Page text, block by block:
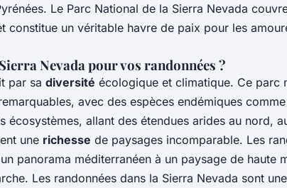
Le Parc National de la Sierra Nevada
constitue un véritable havre de paix pour les
Nevada pour vos randonnées ?
par sa diversité écologique et climatique. Ce parc
avec des espèces endémiques comme
écosystèmes, allant des étendues arides au nord,
une richesse de paysages incomparable. Les
panorama méditerranéen à un paysage de haute
Les randonnées dans la Sierra Nevada sont